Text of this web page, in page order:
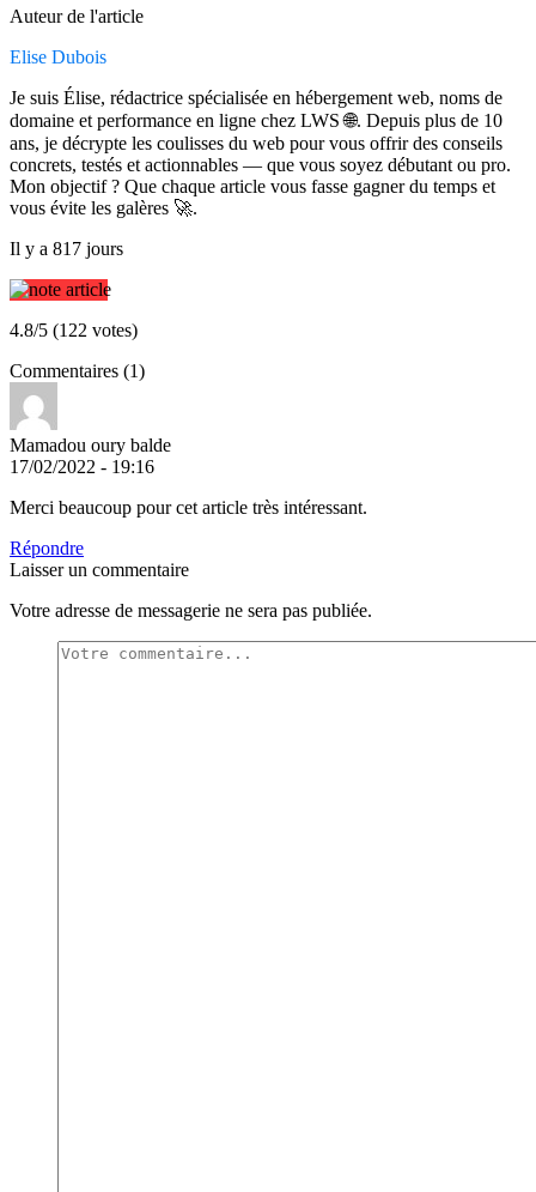
Auteur de l'article
Elise Dubois
Je suis Élise, rédactrice spécialisée en hébergement web, noms de
domaine et performance en ligne chez LWS 🌐. Depuis plus de 10
ans, je décrypte les coulisses du web pour vous offrir des conseils
concrets, testés et actionnables — que vous soyez débutant ou pro.
Mon objectif ? Que chaque article vous fasse gagner du temps et
vous évite les galères 🚀.
Il y a 817 jours
4.8/5 (122 votes)
Commentaires (1)
Mamadou oury balde
17/02/2022 - 19:16
Merci beaucoup pour cet article très intéressant.
Répondre
Laisser un commentaire
Votre adresse de messagerie ne sera pas publiée.